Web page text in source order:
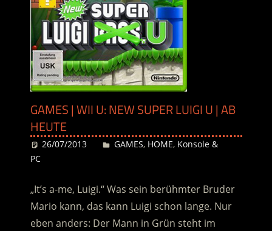
GAMES | WII U: NEW SUPER LUIGI U | AB
HEUTE
26/07/2013 Desiree
GAMES, HOME, Konsole &
PC
„It’s a-me, Luigi.“ Was sein berühmter Bruder
Mario kann, das kann Luigi schon lange. Nur
eben anders: Der Mann in Grün steht im